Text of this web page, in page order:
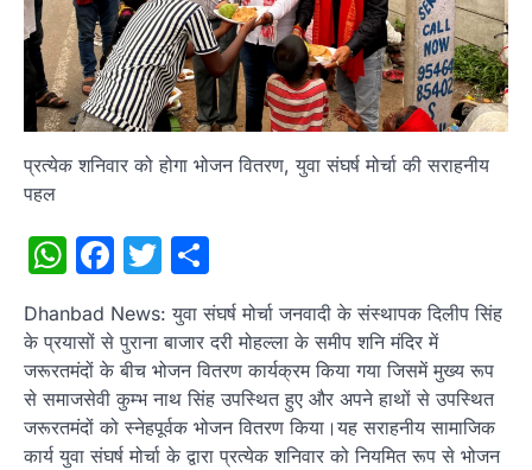
प्रत्येक शनिवार को होगा भोजन वितरण, युवा संघर्ष मोर्चा की सराहनीय
पहल
WhatsApp
Facebook
Twitter
Dhanbad News: युवा संघर्ष मोर्चा जनवादी के संस्थापक दिलीप सिंह
के प्रयासों से पुराना बाजार दरी मोहल्ला के समीप शनि मंदिर में
जरूरतमंदों के बीच भोजन वितरण कार्यक्रम किया गया जिसमें मुख्य रूप
से समाजसेवी कुम्भ नाथ सिंह उपस्थित हुए और अपने हाथों से उपस्थित
जरूरतमंदों को स्नेहपूर्वक भोजन वितरण किया।यह सराहनीय सामाजिक
कार्य युवा संघर्ष मोर्चा के द्वारा प्रत्येक शनिवार को नियमित रूप से भोजन